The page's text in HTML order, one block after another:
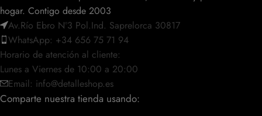
hogar. Contigo desde 2003
Av.Río Ebro Nº3 Pol.Ind. Saprelorca 30817
WhatsApp: +34 656 75 71 94
Horario de atención al cliente:
Lunes a Viernes de 10:00 a 20:00
Email: info@detalleshop.es
Comparte nuestra tienda usando: